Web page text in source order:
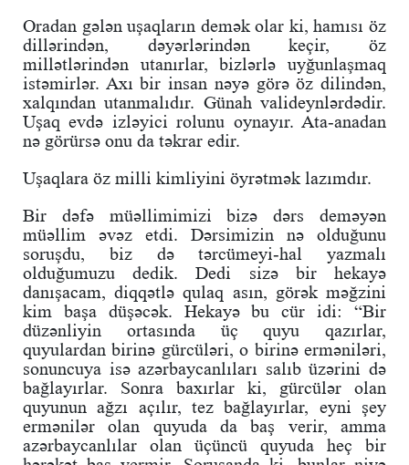
Oradan gələn uşaqların demək olar ki, hamısı öz
dillərindən, dəyərlərindən keçir, öz
millətlərindən utanırlar, bizlərlə uyğunlaşmaq
istəmirlər. Axı bir insan nəyə görə öz dilindən,
xalqından utanmalıdır. Günah valideynlərdədir.
Uşaq evdə izləyici rolunu oynayır. Ata-anadan
nə görürsə onu da təkrar edir.
Uşaqlara öz milli kimliyini öyrətmək lazımdır.
Bir dəfə müəllimimizi bizə dərs deməyən
müəllim əvəz etdi. Dərsimizin nə olduğunu
soruşdu, biz də tərcümeyi-hal yazmalı
olduğumuzu dedik. Dedi sizə bir hekayə
danışacam, diqqətlə qulaq asın, görək məğzini
kim başa düşəcək. Hekayə bu cür idi: “Bir
düzənliyin ortasında üç quyu qazırlar,
quyulardan birinə gürcüləri, o birinə erməniləri,
sonuncuya isə azərbaycanlıları salıb üzərini də
bağlayırlar. Sonra baxırlar ki, gürcülər olan
quyunun ağzı açılır, tez bağlayırlar, eyni şey
ermənilər olan quyuda da baş verir, amma
azərbaycanlılar olan üçüncü quyuda heç bir